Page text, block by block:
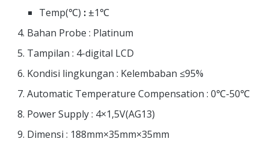
Temp(℃) : ±1℃
Bahan Probe : Platinum
Tampilan : 4-digital LCD
Kondisi lingkungan : Kelembaban ≤95%
Automatic Temperature Compensation : 0℃-50℃
Power Supply : 4×1,5V(AG13)
Dimensi : 188mm×35mm×35mm